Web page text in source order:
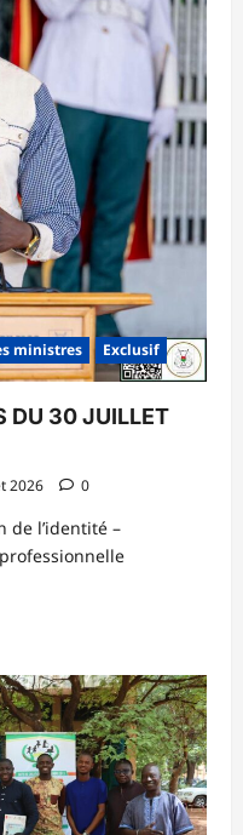
ministres Exclusif
DU 30 JUILLET
2026 0
de l’identité –